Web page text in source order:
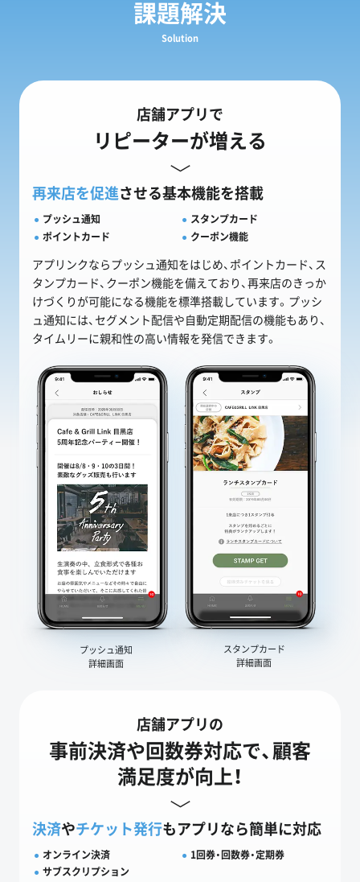
課題解決
Solution
店舗アプリで
リピーターが増える
再来店を促進させる基本機能を搭載
プッシュ通知
スタンプカード
ポイントカード
クーポン機能
アプリンクならプッシュ通知をはじめ、ポイントカード、ス
タンプカード、クーポン機能を備えており、再来店のきっか
けづくりが可能になる機能を標準搭載しています。プッシ
ュ通知には、セグメント配信や自動定期配信の機能もあり、
タイムリーに親和性の高い情報を発信できます。
プッシュ通知
詳細画面
スタンプカード
詳細画面
店舗アプリの
事前決済や回数券対応で、顧客
満足度が向上！
決済やチケット発行もアプリなら簡単に対応
オンライン決済
1回券・回数券・定期券
サブスクリプション